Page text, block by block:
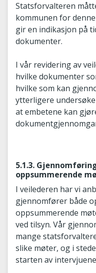
Statsforvalteren
kommunen for
gir en indikasjon på
dokumenter.
I vår revidering av
hvilke dokumenter
hvilke som kan
ytterligere
at embetene kan
5.1.3.
oppsummerende
I veilederen har vi
gjennomfører både
oppsummerende
ved tilsyn. Vår
mange
slike møter, og i
starten av